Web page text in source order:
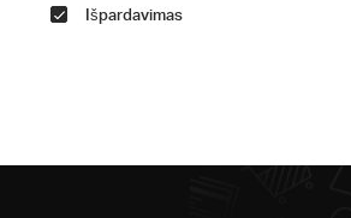
Išpardavimas